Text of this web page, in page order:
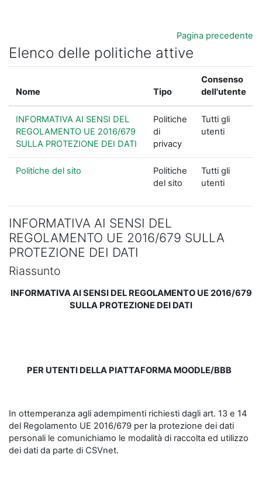
Pagina precedente
Elenco delle politiche attive
Nome Tipo
Consenso
dell'utente
INFORMATIVA AI SENSI DEL
REGOLAMENTO UE 2016/679
SULLA PROTEZIONE DEI DATI
Politiche
di
privacy
Tutti gli
utenti
Politiche del sito
Politiche
del sito
Tutti gli
utenti
INFORMATIVA AI SENSI DEL
REGOLAMENTO UE 2016/679 SULLA
PROTEZIONE DEI DATI
Riassunto
INFORMATIVA AI SENSI DEL REGOLAMENTO UE 2016/679
SULLA PROTEZIONE DEI DATI
PER UTENTI DELLA PIATTAFORMA MOODLE/BBB
In ottemperanza agli adempimenti richiesti dagli art. 13 e 14
del Regolamento UE 2016/679 per la protezione dei dati
personali le comunichiamo le modalità di raccolta ed utilizzo
dei dati da parte di CSVnet.